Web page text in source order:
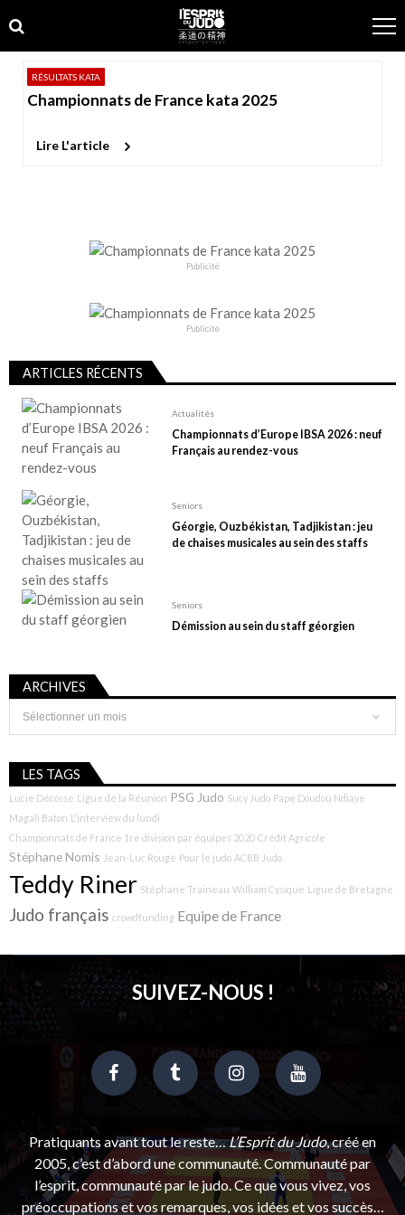
to
navigation
to
content
RÉSULTATS KATA
Championnats de France kata 2025
Lire L'article
Publicité
Publicité
ARTICLES RÉCENTS
Actualités
Championnats d’Europe IBSA 2026 : neuf
Français au rendez-vous
Seniors
Géorgie, Ouzbékistan, Tadjikistan : jeu
de chaises musicales au sein des staffs
Seniors
Démission au sein du staff géorgien
ARCHIVES
Archives
LES TAGS
Lucie Décosse Ligue de la Réunion PSG Judo Sucy Judo Pape Doudou Ndiaye
Magali Baton L'interview du lundi
Championnats de France 1re division par équipes 2020 Crédit Agricole
Stéphane Nomis Jean-Luc Rougé Pour le judo ACBB Judo
Teddy Riner Stéphane Traineau William Cysique Ligue de Bretagne
Judo français crowdfunding Equipe de France
SUIVEZ-NOUS !
Pratiquants avant tout le reste…L’Esprit du Judo, créé en
2005, c’est d’abord une communauté. Communauté par
l’esprit, communauté par le judo. Ce que vous vivez, vos
préoccupations et vos remarques, vos idées et vos succès…